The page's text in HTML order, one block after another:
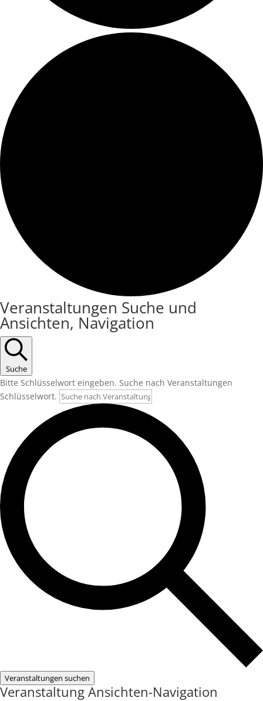
Veranstaltungen
für
6
Juni
2026
Veranstaltungen Suche und
Ansichten, Navigation
Suche
Bitte Schlüsselwort eingeben. Suche nach Veranstaltungen
Schlüsselwort.
Veranstaltungen suchen
Veranstaltung Ansichten-Navigation